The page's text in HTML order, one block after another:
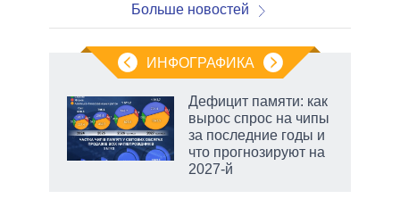
Больше новостей
ИНФОГРАФИКА
Дефицит памяти: как
вырос спрос на чипы
за последние годы и
что прогнозируют на
2027-й